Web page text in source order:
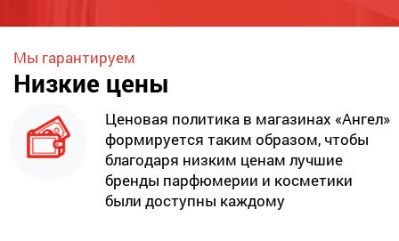
Мы гарантируем
Низкие цены
Ценовая политика в магазинах «Ангел»
формируется таким образом, чтобы
благодаря низким ценам лучшие
бренды парфюмерии и косметики
были доступны каждому